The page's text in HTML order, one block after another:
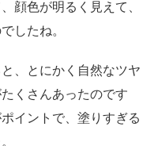
顔色が明るく見えて、
したね。
、とにかく自然なツヤ
くさんあったのです
イントで、塗りすぎる